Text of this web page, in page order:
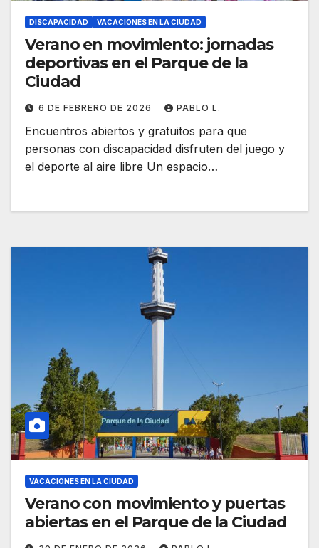
DISCAPACIDAD VACACIONES EN LA CIUDAD
Verano en movimiento: jornadas
deportivas en el Parque de la
Ciudad
6 DE FEBRERO DE 2026 PABLO L.
Encuentros abiertos y gratuitos para que
personas con discapacidad disfruten del juego y
el deporte al aire libre Un espacio…
VACACIONES EN LA CIUDAD
Verano con movimiento y puertas
abiertas en el Parque de la Ciudad